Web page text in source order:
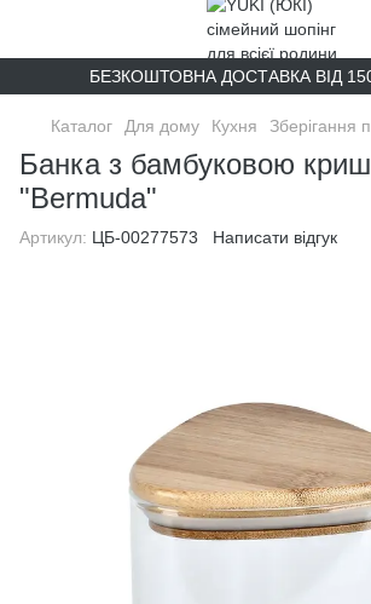
БЕЗКОШТОВНА ДОСТАВКА ВІД
Каталог Для дому Кухня Зберігання
Банка з бамбуковою
"Bermuda"
Артикул: ЦБ-00277573 Написати відгук